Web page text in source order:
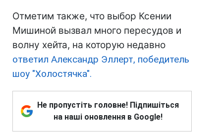
Отметим также, что выбор Ксении
Мишиной вызвал много пересудов и
волну хейта, на которую недавно
ответил Александр Эллерт, победитель
шоу "Холостячка".
Не пропустіть головне! Підпишіться
на наші оновлення в Google!